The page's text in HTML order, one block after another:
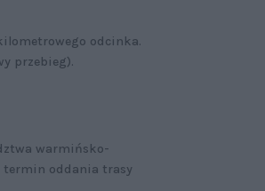
odcinka.
przebieg).
warmińsko-
termin oddania trasy